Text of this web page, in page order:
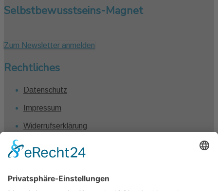
Selbstbewusstseins-Magnet
Zum Newsletter anmelden
Rechtliches
Datenschutz
Impressum
Widerrufserklärung
Vertrag widerrufen
Kontakt